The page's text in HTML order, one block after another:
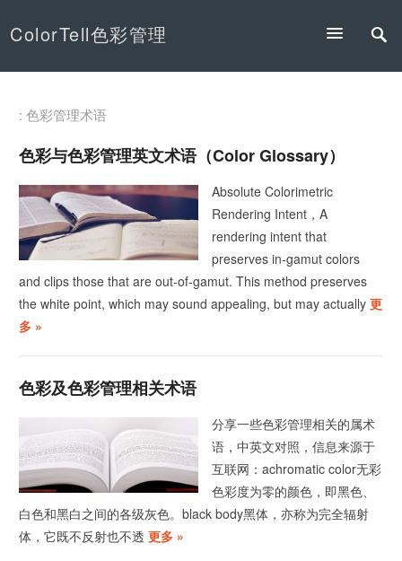
ColorTell色彩管理
: 色彩管理术语
色彩与色彩管理英文术语（Color Glossary）
Absolute Colorimetric
Rendering Intent，A
rendering intent that
preserves in-gamut colors
and clips those that are out-of-gamut. This method preserves
the white point, which may sound appealing, but may actually更
多 »
色彩及色彩管理相关术语
分享一些色彩管理相关的属术
语，中英文对照，信息来源于
互联网：achromatic color无彩
色彩度为零的颜色，即黑色、
白色和黑白之间的各级灰色。black body黑体，亦称为完全辐射
体，它既不反射也不透 更多 »